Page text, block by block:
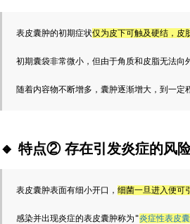
表皮囊肿的初期症状仅为皮下可触及硬结，皮
初期囊袋非常微小，但由于角质和皮脂无法向
随着内容物不断增多，囊肿逐渐增大，到一定
🔸 特点② 存在引发炎症的风
表皮囊肿表面有细小开口， 细菌一旦进入便可
感染并出现炎症的表皮囊肿称为"炎症性表皮